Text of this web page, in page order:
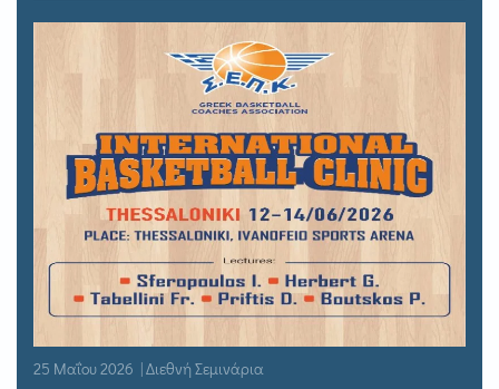
25 Μαΐου 2026 | Διεθνή Σεμινάρια